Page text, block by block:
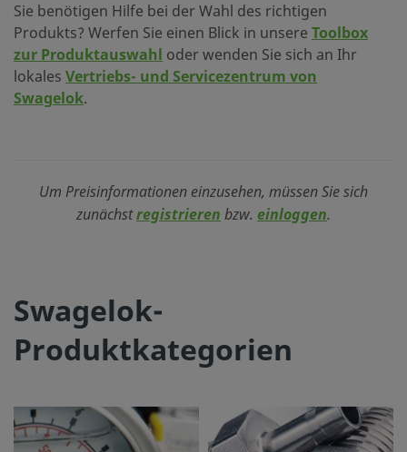
Sie benötigen Hilfe bei der Wahl des richtigen
Produkts? Werfen Sie einen Blick in unsere Toolbox
zur Produktauswahl oder wenden Sie sich an Ihr
lokales Vertriebs- und Servicezentrum von
Swagelok.
Um Preisinformationen einzusehen, müssen Sie sich
zunächstregistrieren bzw. einloggen.
Swagelok-
Produktkategorien